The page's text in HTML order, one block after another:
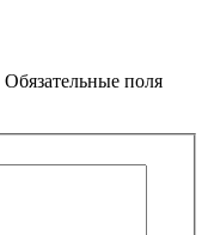
Обязательные поля